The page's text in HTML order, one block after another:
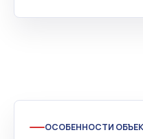
ОСОБЕННОСТИ